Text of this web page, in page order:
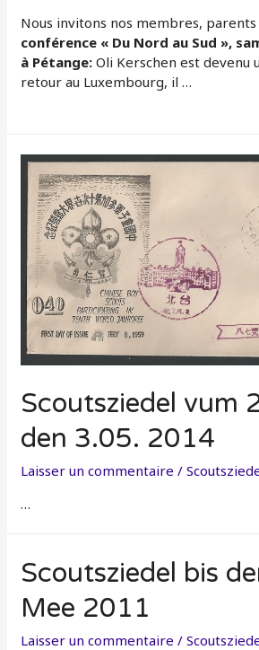
Nous invitons nos membres, parents
conférence « Du Nord au Sud »,
à Pétange: Oli Kerschen est devenu
retour au Luxembourg, il …
Scoutsziedel vum
den 3.05. 2014
Laisser un commentaire /
…
Scoutsziedel bis
Mee 2011
Laisser un commentaire /